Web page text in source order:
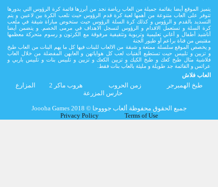
يتميز الموقع أيضا بقائمة جميلة من العاب رياضة نجد من أبرزها قائمة كرة الرؤوس التي بدورها
تتوفر على العاب متنوعة من أهمها لعبة كرة قدم الرؤوس حيث تلعب الكرة بين لاعببن و يتم
التسديد بالقدم و الرؤوس و كذلك كرة السلة الرؤوس حيث ستخوض مباراة شيقة في ملعب
كرة السلة و تستعمل الاقدام و الرؤوس لتسجل الاهداف في مرمى الخصم. و يتضمن أيضا
أناشيد أطفال و أغاني تعليمية وتربوية وتثقيفية مرفوقة مع الكرتون و رسوم متحركة معظمها
مقتبس من قناة براعم أو طيور الجنة
و يخصص الموقع سلسلة ممتعة و شيقة من الالعاب للبنات فيها كل ما يهم البنات من العاب طبخ
و تزيين و تلبيس حيت تستطيع الفتيات لعب كل هواياتهن و العابهن المفضلة من خلال العاب
فلاشية مثال طبخ كعك و طبخ الكيك و تزيين الكعك و تزيين و تلبيس بنات و تلبيس باربي و
عرائس و القائمة جد طويلة و مليئة بالعاب بنات فقط.
العاب فلاش
طبخ الهمبرجر
زمن الحروب هروب ماكر 2
المزارع
حارس المزرعة
Joooha Games جميع الحقوق محفوظة ألعاب جوووحا © 2018
Privacy Policy
Terms of Use